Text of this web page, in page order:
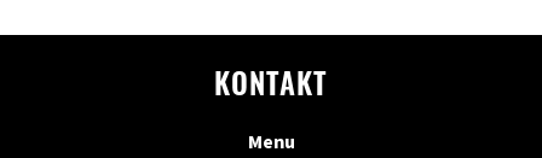
KONTAKT
Menu